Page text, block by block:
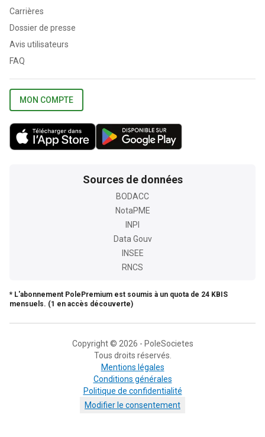
Carrières
Dossier de presse
Avis utilisateurs
FAQ
MON COMPTE
Sources de données
BODACC
NotaPME
INPI
Data Gouv
INSEE
RNCS
* L'abonnement PolePremium est soumis à un quota de 24 KBIS
mensuels. (1 en accès découverte)
Copyright © 2026 - PoleSocietes
Tous droits réservés.
Mentions légales
Conditions générales
Politique de confidentialité
Modifier le consentement